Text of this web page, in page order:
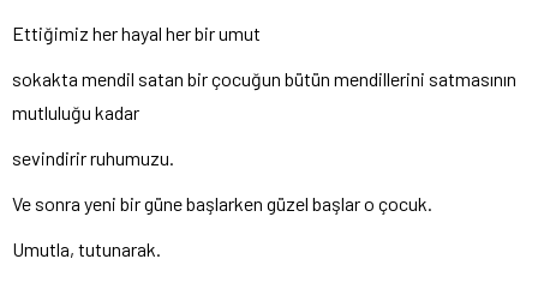
Ettiğimiz her hayal her bir umut
sokakta mendil satan bir çocuğun bütün mendillerini satmasının
mutluluğu kadar
sevindirir ruhumuzu.
Ve sonra yeni bir güne başlarken güzel başlar o çocuk.
Umutla, tutunarak.